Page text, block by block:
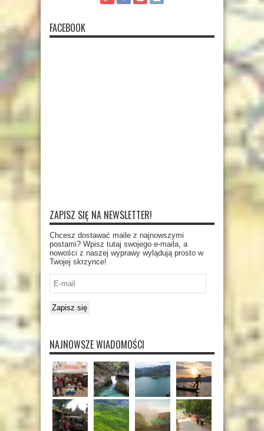
FACEBOOK
ZAPISZ SIĘ NA NEWSLETTER!
Chcesz dostawać maile z najnowszymi
postami? Wpisz tutaj swojego e-maila, a
nowości z naszej wyprawy wylądują prosto w
Twojej skrzynce!
mail
Zapisz się
NAJNOWSZE WIADOMOŚCI